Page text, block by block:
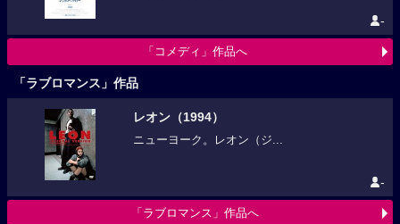
-
「コメディ」作品へ
「ラブロマンス」作品
レオン（1994）
ニューヨーク。レオン（ジ...
-
「ラブロマンス」作品へ